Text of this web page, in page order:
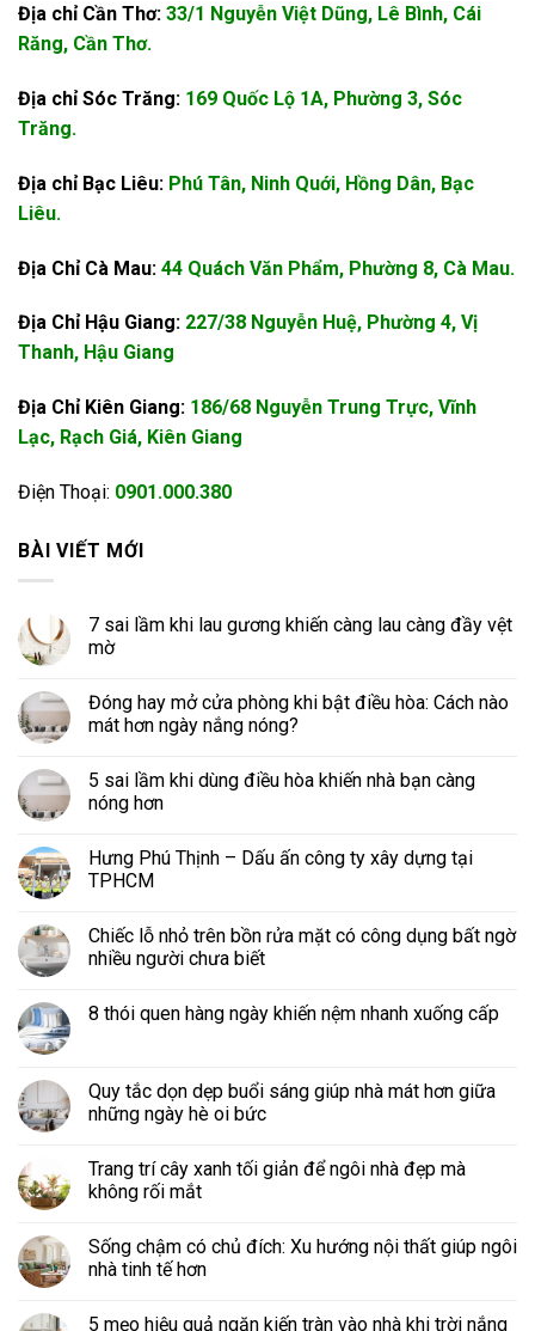
Địa chỉ Cần Thơ: 33/1 Nguyễn Việt Dũng, Lê Bình, Cái
Răng, Cần Thơ.
Địa chỉ Sóc Trăng: 169 Quốc Lộ 1A, Phường 3, Sóc
Trăng.
Địa chỉ Bạc Liêu: Phú Tân, Ninh Quới, Hồng Dân, Bạc
Liêu.
Địa Chỉ Cà Mau: 44 Quách Văn Phẩm, Phường 8, Cà Mau.
Địa Chỉ Hậu Giang: 227/38 Nguyễn Huệ, Phường 4, Vị
Thanh, Hậu Giang
Địa Chỉ Kiên Giang: 186/68 Nguyễn Trung Trực, Vĩnh
Lạc, Rạch Giá, Kiên Giang
Điện Thoại: 0901.000.380
BÀI VIẾT MỚI
7 sai lầm khi lau gương khiến càng lau càng đầy vệt
mờ
Đóng hay mở cửa phòng khi bật điều hòa: Cách nào
mát hơn ngày nắng nóng?
5 sai lầm khi dùng điều hòa khiến nhà bạn càng
nóng hơn
Hưng Phú Thịnh – Dấu ấn công ty xây dựng tại
TPHCM
Chiếc lỗ nhỏ trên bồn rửa mặt có công dụng bất ngờ
nhiều người chưa biết
8 thói quen hàng ngày khiến nệm nhanh xuống cấp
Quy tắc dọn dẹp buổi sáng giúp nhà mát hơn giữa
những ngày hè oi bức
Trang trí cây xanh tối giản để ngôi nhà đẹp mà
không rối mắt
Sống chậm có chủ đích: Xu hướng nội thất giúp ngôi
nhà tinh tế hơn
5 mẹo hiệu quả ngăn kiến tràn vào nhà khi trời nắng